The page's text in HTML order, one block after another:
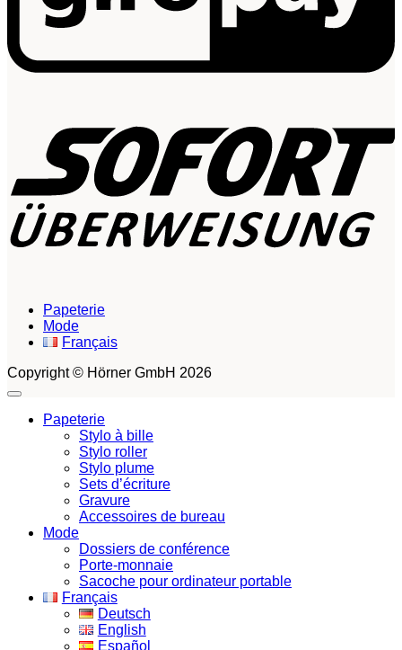
Papeterie
Mode
Français
Copyright © Hörner GmbH 2026
Papeterie
Stylo à bille
Stylo roller
Stylo plume
Sets d’écriture
Gravure
Accessoires de bureau
Mode
Dossiers de conférence
Porte-monnaie
Sacoche pour ordinateur portable
Français
Deutsch
English
Español